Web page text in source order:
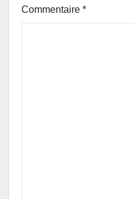
Commentaire *